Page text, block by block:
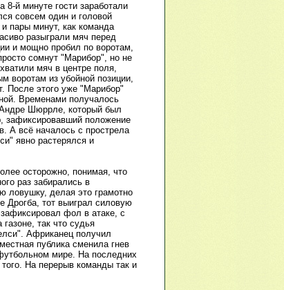
й минуте гости заработали
совсем один и головой
пары минут, как команда
разыграли мяч перед
и мощно пробил по воротам,
сомнут "Марибор", но не
мяч в центре поля,
воротам из убойной позиции,
После этого уже "Марибор"
Временами получалось
Шюррле, который был
зафиксировавший положение
А всё началось с прострела
явно растерялся и
осторожно, понимая, что
раз забирались в
ловушку, делая это грамотно
Дрогба, тот выиграл силовую
фол в атаке, с
так что судья
Африканец получил
публика сменила гнев
мире. На последних
На перерыв команды так и